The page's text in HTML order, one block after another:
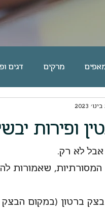
מרקים דגים
מאפי שמרים | לחמים
ארוחות ערוכות
ופירות
אבל לא רק.
המסורתיות, שאמורות
בצק ברטון (במקום